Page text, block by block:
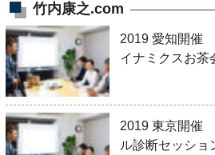
竹内康之.com
2019 愛知開催
イナミクスお茶
2019 東京開催
ル診断セッショ